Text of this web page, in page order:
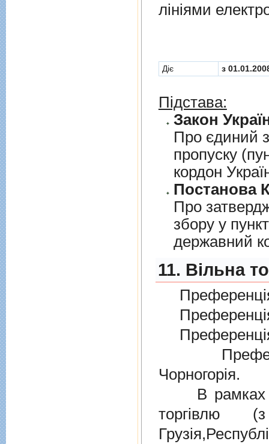
лiнiями
Діє з
Підстава:
Закон
Про єдиний
пропуску
кордон
Постанова
Про
збору у
державний
11. Вільна
Чорногорія.
В рамках
торгiвлю